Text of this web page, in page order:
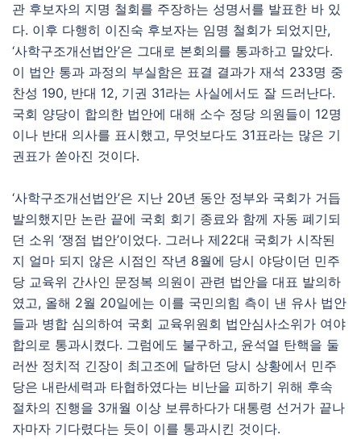
관 후보자의 지명 철회를 주장하는 성명서를 발표한 바 있
다. 이후 다행히 이진숙 후보자는 임명 철회가 되었지만,
‘사학구조개선법안’은 그대로 본회의를 통과하고 말았다.
이 법안 통과 과정의 부실함은 표결 결과가 재석 233명 중
찬성 190, 반대 12, 기권 31라는 사실에서도 잘 드러난다.
국회 양당이 합의한 법안에 대해 소수 정당 의원들이 12명
이나 반대 의사를 표시했고, 무엇보다도 31표라는 많은 기
권표가 쏟아진 것이다.
‘사학구조개선법안’은 지난 20년 동안 정부와 국회가 거듭
발의했지만 논란 끝에 국회 회기 종료와 함께 자동 폐기되
던 소위 ‘쟁점 법안’이었다. 그러나 제22대 국회가 시작된
지 얼마 되지 않은 시점인 작년 8월에 당시 야당이던 민주
당 교육위 간사인 문정복 의원이 관련 법안을 대표 발의하
였고, 올해 2월 20일에는 이를 국민의힘 측이 낸 유사 법안
들과 병합 심의하여 국회 교육위원회 법안심사소위가 여야
합의로 통과시켰다. 그럼에도 불구하고, 윤석열 탄핵을 둘
러싼 정치적 긴장이 최고조에 달하던 당시 상황에서 민주
당은 내란세력과 타협하였다는 비난을 피하기 위해 후속
절차의 진행을 3개월 이상 보류하다가 대통령 선거가 끝나
자마자 기다렸다는 듯이 이를 통과시킨 것이다.